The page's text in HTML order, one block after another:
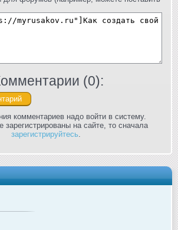
(0):
комментариев надо войти в систему.
на сайте, то сначала
зарегистрируйтесь.